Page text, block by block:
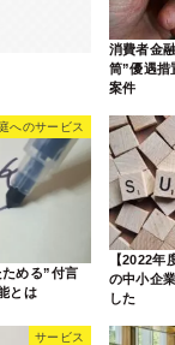
消費者金
筒”優遇措
案件
へのサービス
める”付言
とは
【2022年
の中小企
した
サービス